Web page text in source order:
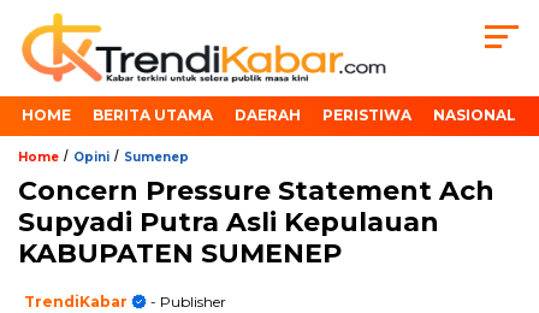
HOME BERITA UTAMA DAERAH PERISTIWA NASIONAL
Home / Opini / Sumenep
Concern Pressure Statement Ach
Supyadi Putra Asli Kepulauan
KABUPATEN SUMENEP
TrendiKabar
- Publisher